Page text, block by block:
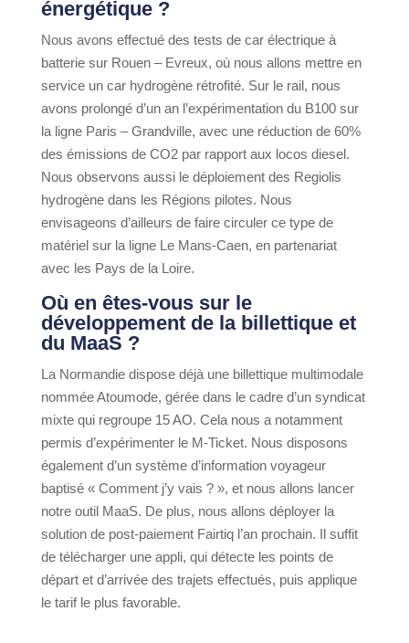
énergétique ?
Nous avons effectué des tests de car électrique à
batterie sur Rouen – Evreux, où nous allons mettre en
service un car hydrogène rétrofité. Sur le rail, nous
avons prolongé d’un an l’expérimentation du B100 sur
la ligne Paris – Grandville, avec une réduction de 60%
des émissions de CO2 par rapport aux locos diesel.
Nous observons aussi le déploiement des Regiolis
hydrogène dans les Régions pilotes. Nous
envisageons d’ailleurs de faire circuler ce type de
matériel sur la ligne Le Mans-Caen, en partenariat
avec les Pays de la Loire.
Où en êtes-vous sur le
développement de la billettique et
du MaaS ?
La Normandie dispose déjà une billettique multimodale
nommée Atoumode, gérée dans le cadre d’un syndicat
mixte qui regroupe 15 AO. Cela nous a notamment
permis d’expérimenter le M-Ticket. Nous disposons
également d’un système d’information voyageur
baptisé « Comment j’y vais ? », et nous allons lancer
notre outil MaaS. De plus, nous allons déployer la
solution de post-paiement Fairtiq l’an prochain. Il suffit
de télécharger une appli, qui détecte les points de
départ et d’arrivée des trajets effectués, puis applique
le tarif le plus favorable.